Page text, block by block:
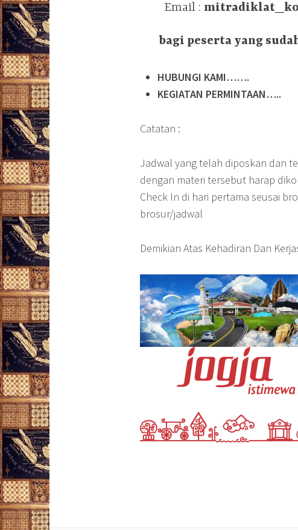
Email :
bagi peserta yang
HUBUNGI KAMI…….
KEGIATAN PERMINTAAN…..
Catatan :
Jadwal yang telah diposkan dan
dengan materi tersebut harap
Check In di hari pertama seusai
brosur/jadwal
Demikian Atas Kehadiran Dan